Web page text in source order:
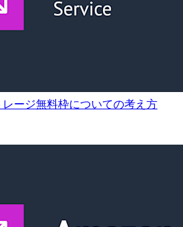
ージ無料枠についての考え方